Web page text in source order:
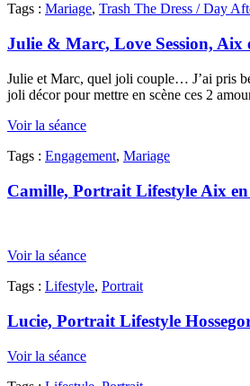
Tags : Mariage, Trash The Dress / Day
Julie & Marc, Love Session, Aix
Julie et Marc, quel joli couple… J’ai pris
joli décor pour mettre en scène ces 2
Voir la séance
Tags : Engagement, Mariage
Camille, Portrait Lifestyle Aix
Voir la séance
Tags : Lifestyle, Portrait
Lucie, Portrait Lifestyle
Voir la séance